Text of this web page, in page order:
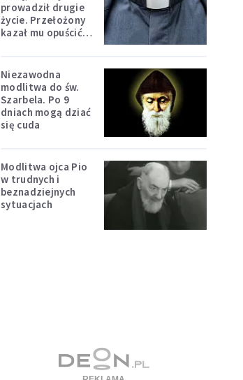
prowadził drugie
życie. Przełożony
kazał mu opuścić
Niezawodna
modlitwa do św.
Szarbela. Po 9
dniach mogą dziać
się cuda
Modlitwa ojca Pio
w trudnych i
beznadziejnych
sytuacjach